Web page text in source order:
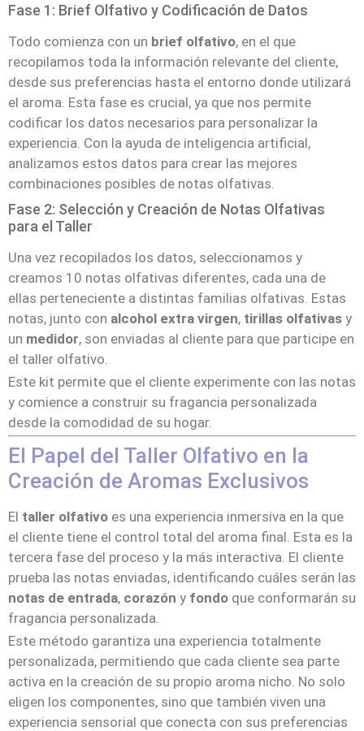
Fase 1: Brief Olfativo y Codificación de Datos
Todo comienza con un brief olfativo, en el que
recopilamos toda la información relevante del cliente,
desde sus preferencias hasta el entorno donde utilizará
el aroma. Esta fase es crucial, ya que nos permite
codificar los datos necesarios para personalizar la
experiencia. Con la ayuda de inteligencia artificial,
analizamos estos datos para crear las mejores
combinaciones posibles de notas olfativas.
Fase 2: Selección y Creación de Notas Olfativas
para el Taller
Una vez recopilados los datos, seleccionamos y
creamos 10 notas olfativas diferentes, cada una de
ellas perteneciente a distintas familias olfativas. Estas
notas, junto con alcohol extra virgen, tirillas olfativas y
un medidor, son enviadas al cliente para que participe en
el taller olfativo.
Este kit permite que el cliente experimente con las notas
y comience a construir su fragancia personalizada
desde la comodidad de su hogar.
El Papel del Taller Olfativo en la
Creación de Aromas Exclusivos
El taller olfativo es una experiencia inmersiva en la que
el cliente tiene el control total del aroma final. Esta es la
tercera fase del proceso y la más interactiva. El cliente
prueba las notas enviadas, identificando cuáles serán las
notas de entrada, corazón y fondo que conformarán su
fragancia personalizada.
Este método garantiza una experiencia totalmente
personalizada, permitiendo que cada cliente sea parte
activa en la creación de su propio aroma nicho. No solo
eligen los componentes, sino que también viven una
experiencia sensorial que conecta con sus preferencias